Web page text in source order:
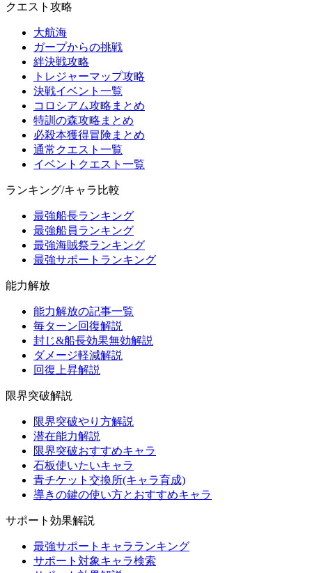
クエスト攻略
大航海
ガープからの挑戦
絆決戦攻略
トレジャーマップ攻略
決戦イベント一覧
コロシアム攻略まとめ
特訓の森攻略まとめ
必殺本獲得冒険まとめ
通常クエスト一覧
イベントクエスト一覧
ランキング/キャラ比較
最強船長ランキング
最強船員ランキング
最強海賊祭ランキング
最強サポートランキング
能力解放
能力解放の記事一覧
毎ターン回復解説
封じ&船長効果無効解説
ダメージ軽減解説
回復上昇解説
限界突破解説
限界突破やり方解説
潜在能力解説
限界突破おすすめキャラ
石板使いたいキャラ
青チケット交換所(キャラ育成)
導きの鍵の使い方とおすすめキャラ
サポート効果解説
最強サポートキャラランキング
サポート対象キャラ検索